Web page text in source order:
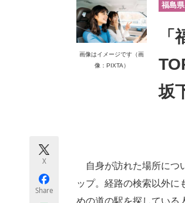
ITエンジニア向け専門サイト
ちょっと気になるネットの話
画像はイメージです（画
像：PIXTA）
福島県
坂
X
Share
自身が訪れた場所につ
ップ。経路の検索以外に
めの道の駅を探している